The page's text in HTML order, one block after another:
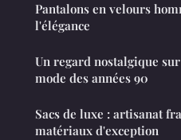
Pantalons en velours
l'élégance
Un regard nostalgique
mode des années 90
Sacs de luxe : artisanat
matériaux d'exception